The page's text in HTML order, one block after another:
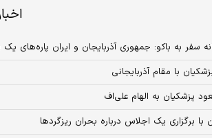
سفر به باکو: جمهوری آذربایجان و ایران پاره‌های یک
با مقام آذربایجانی
پزشکیان به الهام علی‌اف
برگزاری یک اجلاس درباره بحران ریزگرد‌ها